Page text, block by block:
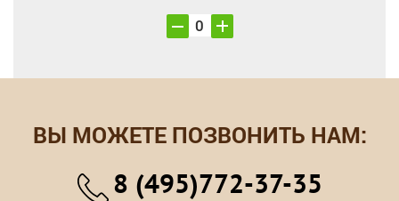
ВЫ МОЖЕТЕ ПОЗВОНИТЬ НАМ:
8 (495)772-37-35